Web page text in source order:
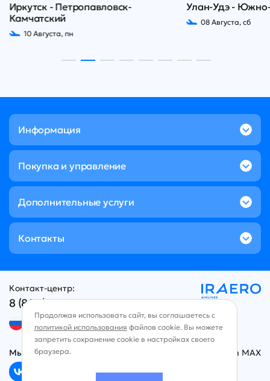
Иркутск - Петропавловск-
Камчатский
10 Августа, пн
Улан-Удэ -
08 Августа, сб
Информация
Покупка и управление
Дополнительные услуги
Контакты
Контакт-центр:
8 (800) 707-49-96
Русский язык
Мы в социальных сетях Чат в MAX
Продолжая использовать сайт, вы соглашаетесь с
политикой использования файлов cookie. Вы можете
запретить сохранение cookie в настройках своего
браузера.